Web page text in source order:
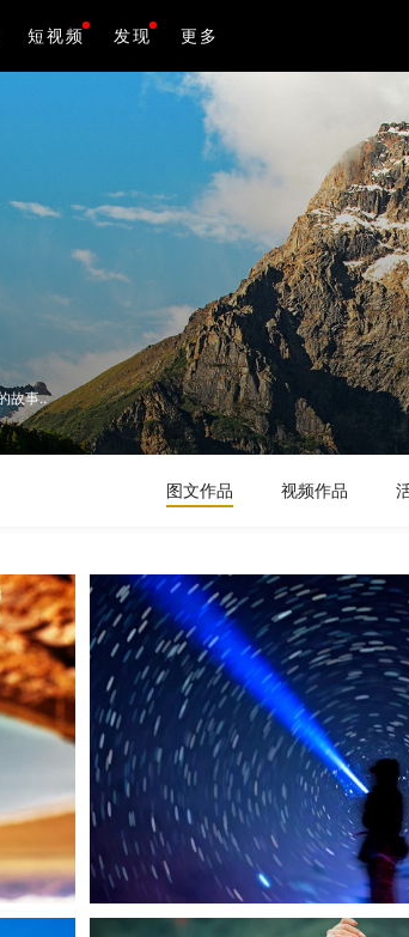
短视频 发现 更多
故事..
图文作品 视频作品